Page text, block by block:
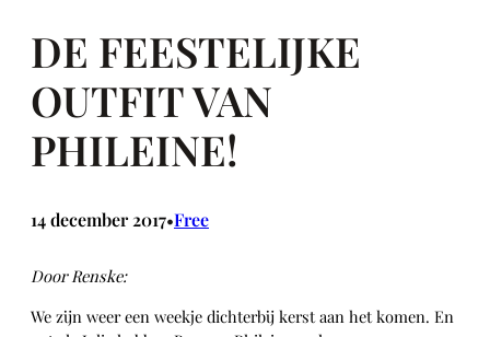
DE FEESTELIJKE
OUTFIT VAN
PHILEINE!
14 december 2017•Free
Door Renske:
We zijn weer een weekje dichterbij kerst aan het komen. En